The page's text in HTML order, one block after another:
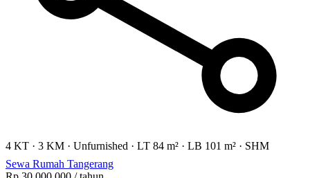
4 KT · 3 KM · Unfurnished · LT 84 m² · LB 101 m² · SHM
Sewa Rumah Tangerang